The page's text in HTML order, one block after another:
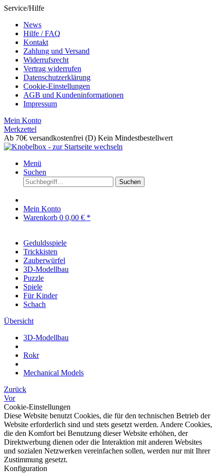
Service/Hilfe
News
Hilfe / FAQ
Kontakt
Zahlung und Versand
Widerrufsrecht
Vertrag widerrufen
Datenschutzerklärung
Cookie-Einstellungen
AGB und Kundeninformationen
Impressum
Mein Konto
Merkzettel
Ab 70€ versandkostenfrei (D) Kein Mindestbestellwert
Menü
Suchen
Suchen
Mein Konto
Warenkorb 0 0,00 € *
Geduldsspiele
Trickkisten
Zauberwürfel
3D-Modellbau
Puzzle
Spiele
Für Kinder
Schach
Übersicht
3D-Modellbau
Rokr
Mechanical Models
Zurück
Vor
Cookie-Einstellungen
Diese Website benutzt Cookies, die für den technischen Betrieb der
Website erforderlich sind und stets gesetzt werden. Andere Cookies,
die den Komfort bei Benutzung dieser Website erhöhen, der
Direktwerbung dienen oder die Interaktion mit anderen Websites
und sozialen Netzwerken vereinfachen sollen, werden nur mit Ihrer
Zustimmung gesetzt.
Konfiguration